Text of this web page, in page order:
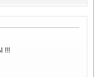
!!!